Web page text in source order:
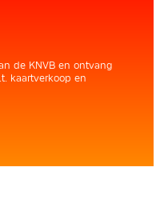
de KNVB en ontvang
kaartverkoop en